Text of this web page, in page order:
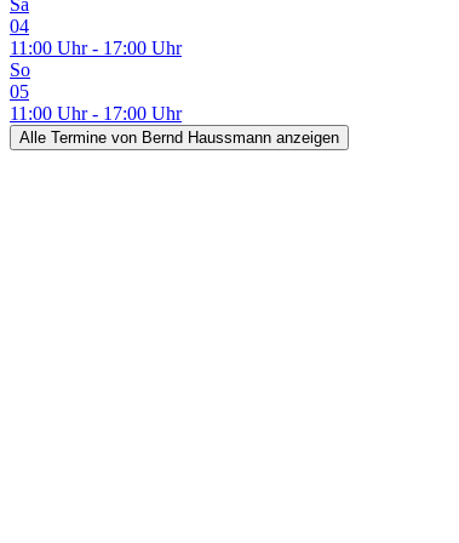
Sa
04
11:00 Uhr - 17:00 Uhr
So
05
11:00 Uhr - 17:00 Uhr
Alle Termine von Bernd Haussmann anzeigen